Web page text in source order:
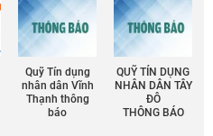
Quỹ Tín dụng
nhân dân Vĩnh
Thạnh thông
báo
QUỸ TÍN DỤNG
NHÂN DÂN TÂY
ĐÔ
THÔNG BÁO